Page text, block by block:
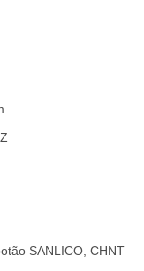
SANLICO, CHNT